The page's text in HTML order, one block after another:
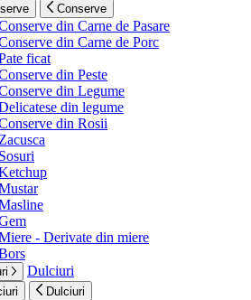
Conserve
din Carne de Pasare
din Carne de Porc
ficat
din Peste
din Legume
din legume
din Rosii
Sosuri
- Derivate din miere
Dulciuri
Dulciuri